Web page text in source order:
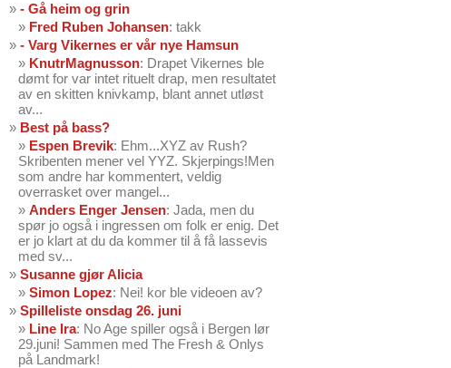
- Gå heim og grin
Fred Ruben Johansen: takk
- Varg Vikernes er vår nye Hamsun
KnutrMagnusson: Drapet Vikernes ble
dømt for var intet rituelt drap, men resultatet
av en skitten knivkamp, blant annet utløst
av...
Best på bass?
Espen Brevik: Ehm...XYZ av Rush?
Skribenten mener vel YYZ. Skjerpings!Men
som andre har kommentert, veldig
overrasket over mangel...
Anders Enger Jensen: Jada, men du
spør jo også i ingressen om folk er enig. Det
er jo klart at du da kommer til å få lassevis
med sv...
Susanne gjør Alicia
Simon Lopez: Nei! kor ble videoen av?
Spilleliste onsdag 26. juni
Line Ira: No Age spiller også i Bergen lør
29.juni! Sammen med The Fresh & Onlys
på Landmark!